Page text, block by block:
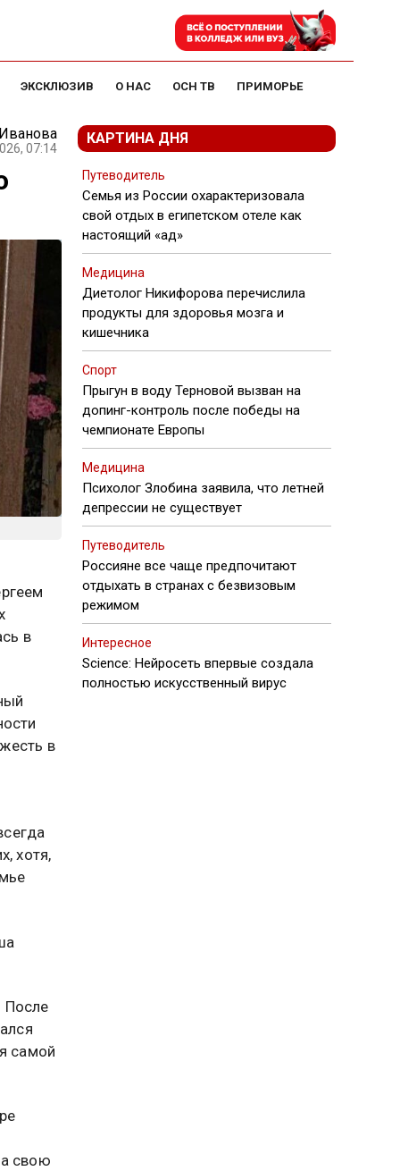
ЭКСКЛЮЗИВ О НАС ОСН ТВ ПРИМОРЬЕ
07:14
в
в
хотя,
После
самой
свою
КАРТИНА ДНЯ
Путеводитель
Семья из России охарактеризовала
свой отдых в египетском отеле как
настоящий «ад»
Медицина
Диетолог Никифорова перечислила
продукты для здоровья мозга и
кишечника
Спорт
Прыгун в воду Терновой вызван на
допинг-контроль после победы на
чемпионате Европы
Медицина
Психолог Злобина заявила, что летней
депрессии не существует
Путеводитель
Россияне все чаще предпочитают
отдыхать в странах с безвизовым
режимом
Интересное
Science: Нейросеть впервые создала
полностью искусственный вирус